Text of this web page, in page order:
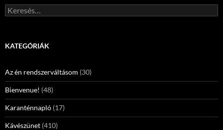
Keresés:
KATEGÓRIÁK
Az én rendszerváltásom (30)
Bienvenue! (48)
Karanténnapló (17)
Kávészünet (410)